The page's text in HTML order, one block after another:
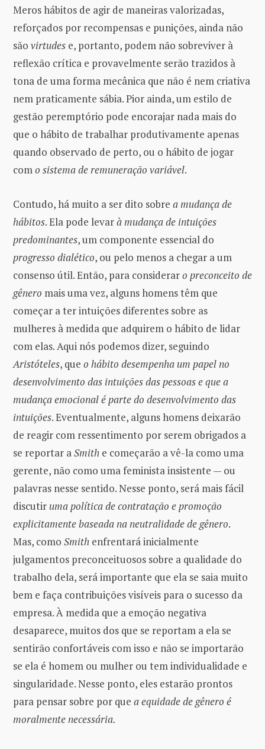
Meros hábitos de agir de maneiras valorizadas,
reforçados por recompensas e punições, ainda não
são virtudes e, portanto, podem não sobreviver à
reflexão crítica e provavelmente serão trazidos à
tona de uma forma mecânica que não é nem criativa
nem praticamente sábia. Pior ainda, um estilo de
gestão peremptório pode encorajar nada mais do
que o hábito de trabalhar produtivamente apenas
quando observado de perto, ou o hábito de jogar
como sistema de remuneração variável.
Contudo, há muito a ser dito sobre a mudança de
hábitos. Ela pode levarà mudança de intuições
predominantes, um componente essencial do
progresso dialético, ou pelo menos a chegar a um
consenso útil. Então, para consideraro preconceito de
gênero mais uma vez, alguns homens têm que
começar a ter intuições diferentes sobre as
mulheres à medida que adquirem o hábito de lidar
com elas. Aqui nós podemos dizer, seguindo
Aristóteles, que o hábito desempenha um papel no
desenvolvimento das intuições das pessoas e que a
mudança emocional é parte do desenvolvimento das
intuições. Eventualmente, alguns homens deixarão
de reagir com ressentimento por serem obrigados a
se reportar aSmith e começarão a vê-la como uma
gerente, não como uma feminista insistente — ou
palavras nesse sentido. Nesse ponto, será mais fácil
discutir uma política de contratação e promoção
explicitamente baseada na neutralidade de gênero.
Mas, como Smith enfrentará inicialmente
julgamentos preconceituosos sobre a qualidade do
trabalho dela, será importante que ela se saia muito
bem e faça contribuições visíveis para o sucesso da
empresa. À medida que a emoção negativa
desaparece, muitos dos que se reportam a ela se
sentirão confortáveis ​​com isso e não se importarão
se ela é homem ou mulher ou tem individualidade e
singularidade. Nesse ponto, eles estarão prontos
para pensar sobre por que a equidade de gênero é
moralmente necessária.